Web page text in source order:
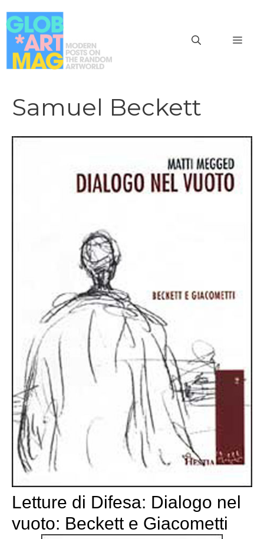
al
contenuto
Samuel Beckett
Letture di Difesa: Dialogo nel
vuoto: Beckett e Giacometti